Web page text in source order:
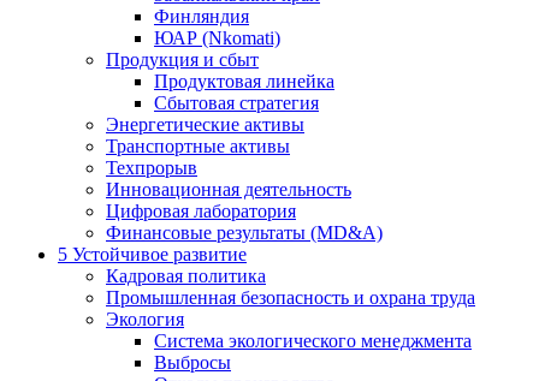
Финляндия
ЮАР (Nkomati)
Продукция и сбыт
Продуктовая линейка
Сбытовая стратегия
Энергетические активы
Транспортные активы
Техпрорыв
Инновационная деятельность
Цифровая лаборатория
Финансовые результаты (MD&A)
5 Устойчивое развитие
Кадровая политика
Промышленная безопасность и охрана труда
Экология
Система экологического менеджмента
Выбросы